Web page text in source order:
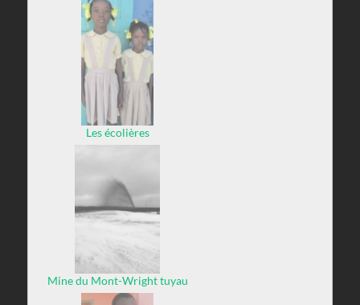
Les écolières
Mine du Mont-Wright tuyau
percé site de rejets